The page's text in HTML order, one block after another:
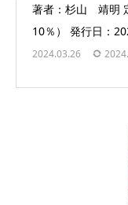
著者：杉山 靖明
10％） 発行日：
2024.03.26